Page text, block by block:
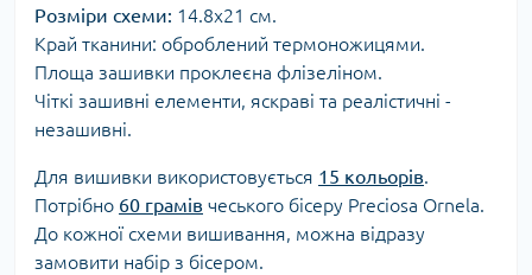
Розміри схеми: 14.8x21 см.
Край тканини: оброблений термоножицями.
Площа зашивки проклеєна флізеліном.
Чіткі зашивні елементи, яскраві та реалістичні -
незашивні.
Для вишивки використовується 15 кольорів.
Потрібно 60 грамів чеського бісеру Preciosa Ornela.
До кожної схеми вишивання, можна відразу
замовити набір з бісером.